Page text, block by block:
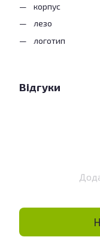
корпус
лезо
логотип
Відгуки